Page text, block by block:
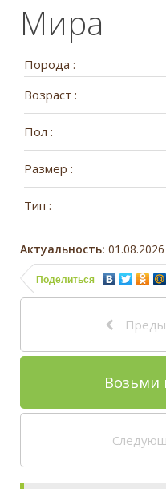
Мира
Порода :
Возраст :
Пол :
Размер :
Тип :
Актуальность: 01.08.2026
Поделиться
Возьми